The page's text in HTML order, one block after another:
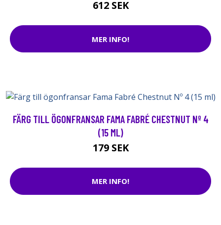
612 SEK
MER INFO!
FÄRG TILL ÖGONFRANSAR FAMA FABRÉ CHESTNUT Nº 4
(15 ML)
179 SEK
MER INFO!